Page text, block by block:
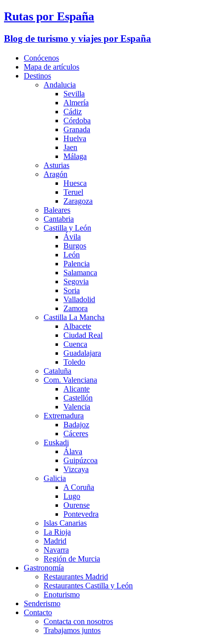
Rutas por España
Blog de turismo y viajes por España
Conócenos
Mapa de artículos
Destinos
Andalucia
Sevilla
Almería
Cádiz
Córdoba
Granada
Huelva
Jaen
Málaga
Asturias
Aragón
Huesca
Teruel
Zaragoza
Baleares
Cantabria
Castilla y León
Ávila
Burgos
León
Palencia
Salamanca
Segovia
Soria
Valladolid
Zamora
Castilla La Mancha
Albacete
Ciudad Real
Cuenca
Guadalajara
Toledo
Cataluña
Com. Valenciana
Alicante
Castellón
Valencia
Extremadura
Badajoz
Cáceres
Euskadi
Álava
Guipúzcoa
Vizcaya
Galicia
A Coruña
Lugo
Ourense
Pontevedra
Islas Canarias
La Rioja
Madrid
Navarra
Región de Murcia
Gastronomía
Restaurantes Madrid
Restaurantes Castilla y León
Enoturismo
Senderismo
Contacto
Contacta con nosotros
Trabajamos juntos